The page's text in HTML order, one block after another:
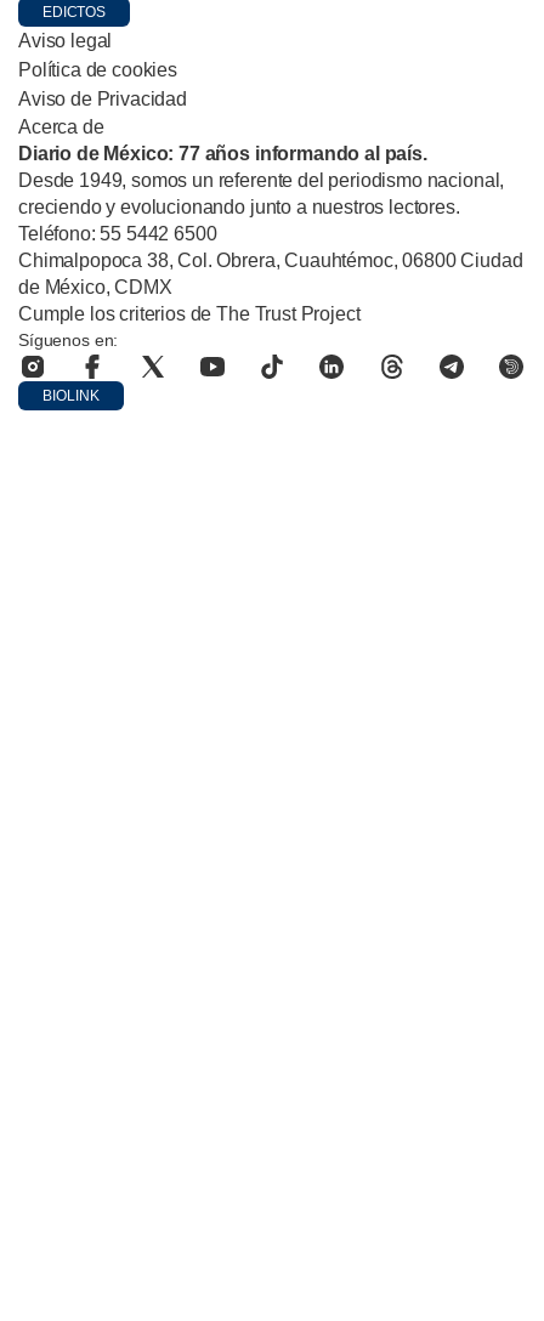
EDICTOS
Aviso legal
Política de cookies
Aviso de Privacidad
Acerca de
Diario de México: 77 años informando al país.
Desde 1949, somos un referente del periodismo nacional,
creciendo y evolucionando junto a nuestros lectores.
Teléfono: 55 5442 6500
Chimalpopoca 38, Col. Obrera, Cuauhtémoc, 06800 Ciudad
de México, CDMX
Cumple los criterios de The Trust Project
Síguenos en:
BIOLINK